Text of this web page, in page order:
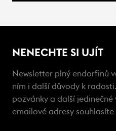
NENECHTE SI UJÍT
Newsletter plný endorfinů
ním i další důvody k
pozvánky a další jedinečné
emailové adresy souhlasíte